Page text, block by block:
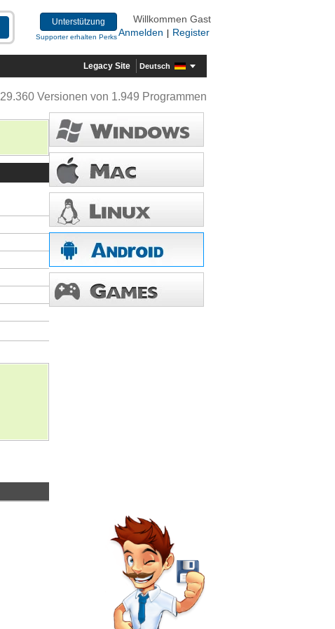
Unterstützung
Supporter erhalten Perks
Willkommen Gast
Anmelden
Register
Legacy Site Deutsch
29.360 Versionen von 1.949 Programmen